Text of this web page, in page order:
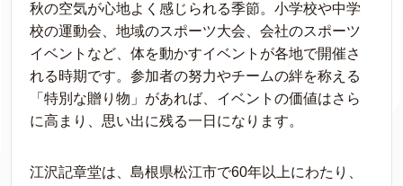
秋の空気が心地よく感じられる季節。小学校や中学
校の運動会、地域のスポーツ大会、会社のスポーツ
イベントなど、体を動かすイベントが各地で開催さ
れる時期です。参加者の努力やチームの絆を称える
「特別な贈り物」があれば、イベントの価値はさら
に高まり、思い出に残る一日になります。
江沢記章堂は、島根県松江市で60年以上にわたり、